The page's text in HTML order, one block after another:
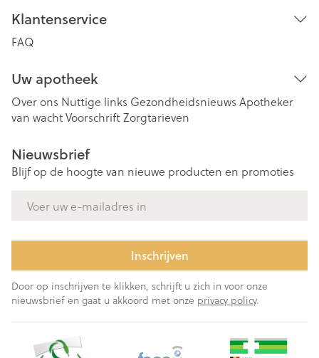
Klantenservice
FAQ
Uw apotheek
Over ons Nuttige links Gezondheidsnieuws Apotheker
van wachtVoorschriftZorgtarieven
Nieuwsbrief
Blijf op de hoogte van nieuwe producten en promoties
Inschrijven
Door op inschrijven te klikken, schrijft u zich in voor onze
nieuwsbrief en gaat u akkoord met onze privacy policy.